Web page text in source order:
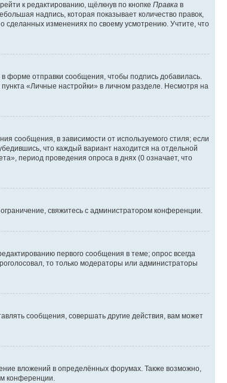
к редактированию, щёлкнув по кнопке Правка в
надпись, которая показывает количество правок,
сделанных изменениях по своему усмотрению. Учтите, что
в форме отправки сообщения, чтобы подпись добавилась.
«Личные настройки» в личном разделе. Несмотря на
сообщения, в зависимости от используемого стиля; если
что каждый вариант находится на отдельной
период проведения опроса в днях (0 означает, что
свяжитесь с администратором конференции.
первого сообщения в теме; опрос всегда
то только модераторы или администраторы
сообщения, совершать другие действия, вам может
вложений в определённых форумах. Также возможно,
конференции.